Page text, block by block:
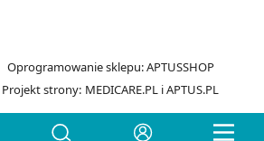
Oprogramowanie sklepu:APTUSSHOP
Projekt strony: MEDICARE.PL iAPTUS.PL